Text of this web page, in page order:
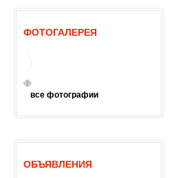
ФОТОГАЛЕРЕЯ
все фотографии
ОБЪЯВЛЕНИЯ